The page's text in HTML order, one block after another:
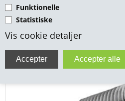
Funktionelle
Statistiske
Vis cookie detaljer
RØR & TILBEHØR
TEKNIK & AUTOMATIK
VA FITTINGS & VENTILER
Rustfri 1/4" x 18mm
316